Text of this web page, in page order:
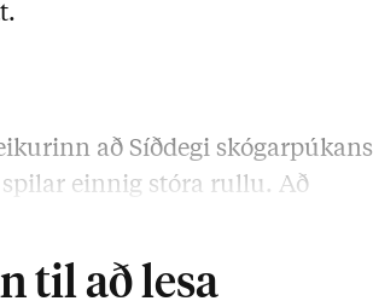
að Síðdegi skógarpúkans
einnig stóra rullu. Að
til að lesa